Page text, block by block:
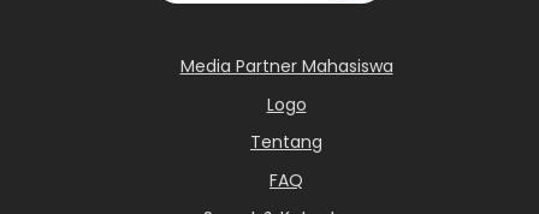
Media Partner Mahasiswa
Logo
Tentang
FAQ